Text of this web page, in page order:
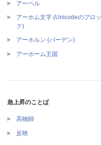
アーペル
アーホム文字 (Unicodeのブロッ
ク)
アーホルン (バーデン)
アーホーム王国
急上昇のことば
高物師
反映